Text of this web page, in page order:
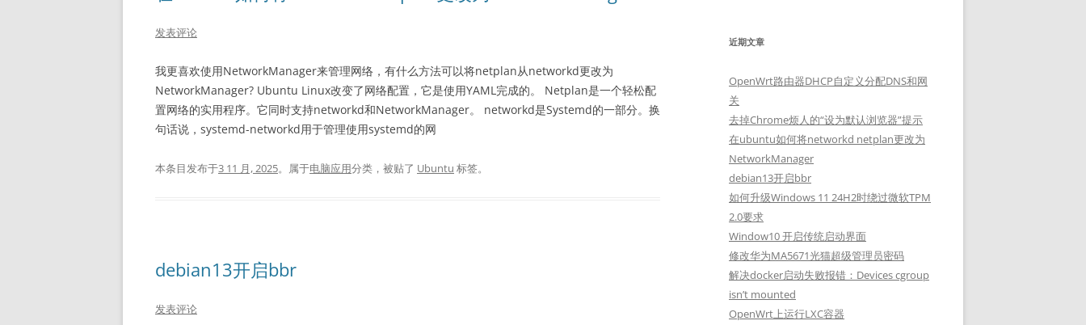
发表评论
我更喜欢使用NetworkManager来管理网络，有什么方法可以将netplan从networkd更改为
NetworkManager? Ubuntu Linux改变了网络配置，它是使用YAML完成的。 Netplan是一个轻松配
置网络的实用程序。它同时支持networkd和NetworkManager。 networkd是Systemd的一部分。换
句话说，systemd-networkd用于管理使用systemd的网
本条目发布于3 11 月, 2025。属于电脑应用分类，被贴了 Ubuntu 标签。
debian13开启bbr
发表评论
近期文章
OpenWrt路由器DHCP自定义分配DNS和网
关
去掉Chrome烦人的“设为默认浏览器”提示
在ubuntu如何将networkd netplan更改为
NetworkManager
debian13开启bbr
如何升级Windows 11 24H2时绕过微软TPM
2.0要求
Window10 开启传统启动界面
修改华为MA5671光猫超级管理员密码
解决docker启动失败报错：Devices cgroup
isn’t mounted
OpenWrt上运行LXC容器